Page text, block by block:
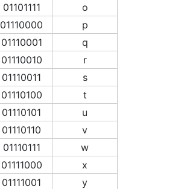
01101111
o
01110000
p
01110001
q
01110010
r
01110011
s
01110100
t
01110101
u
01110110
v
01110111
w
01111000
x
01111001
y